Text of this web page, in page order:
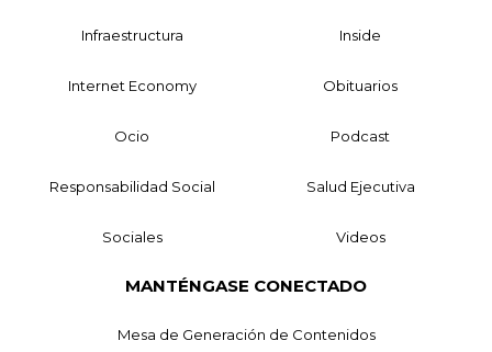
Infraestructura Inside
Internet Economy Obituarios
Ocio Podcast
Responsabilidad Social Salud Ejecutiva
Sociales Videos
MANTÉNGASE CONECTADO
Mesa de Generación de Contenidos